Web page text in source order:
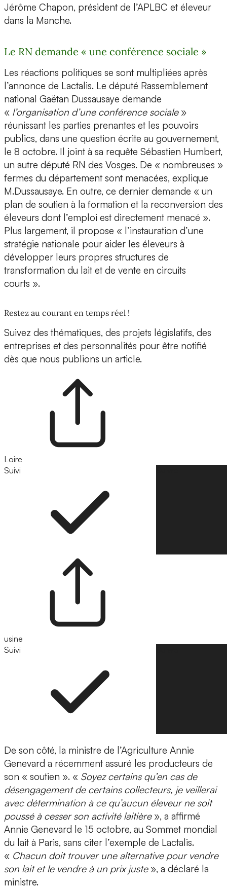
Jérôme Chapon, président de l’APLBC et éleveur
dans la Manche.
Le RN demande « une conférence sociale »
Les réactions politiques se sont multipliées après
l’annonce de Lactalis. Le député Rassemblement
national Gaëtan Dussausaye demande
« l’organisation d’une conférence sociale»
réunissant les parties prenantes et les pouvoirs
publics, dans une question écrite au gouvernement,
le 8 octobre. Il joint à sa requête Sébastien Humbert,
un autre député RN des Vosges. De « nombreuses »
fermes du département sont menacées, explique
M.Dussausaye. En outre, ce dernier demande « un
plan de soutien à la formation et la reconversion des
éleveurs dont l’emploi est directement menacé ».
Plus largement, il propose « l’instauration d’une
stratégie nationale pour aider les éleveurs à
développer leurs propres structures de
transformation du lait et de vente en circuits
courts ».
Restez au courant en temps réel !
Suivez des thématiques, des projets législatifs, des
entreprises et des personnalités pour être notifié
dès que nous publions un article.
Loire
Suivi
usine
Suivi
De son côté, la ministre de l’Agriculture Annie
Genevard a récemment assuré les producteurs de
son « soutien ». « Soyez certains qu’en cas de
désengagement de certains collecteurs, je veillerai
avec détermination à ce qu’aucun éleveur ne soit
poussé à cesser son activité laitière», a affirmé
Annie Genevard le 15 octobre, au Sommet mondial
du lait à Paris, sans citer l’exemple de Lactalis.
« Chacun doit trouver une alternative pour vendre
son lait et le vendre à un prix juste », a déclaré la
ministre.